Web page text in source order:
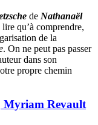
de Nathanaël
qu’à comprendre,
de la
. On ne peut pas passer
dans son
propre chemin
Myriam Revault